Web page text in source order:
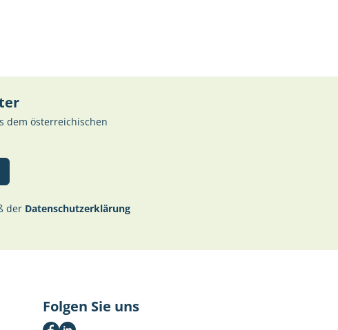
dem österreichischen
der Datenschutzerklärung
Folgen Sie uns